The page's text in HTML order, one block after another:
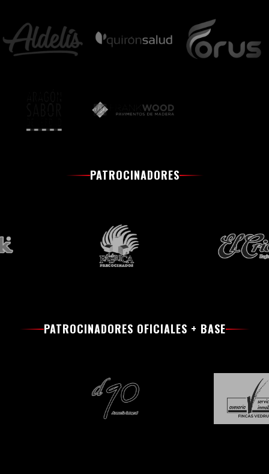
PATROCINADORES
PATROCINADORES OFICIALES + BASE